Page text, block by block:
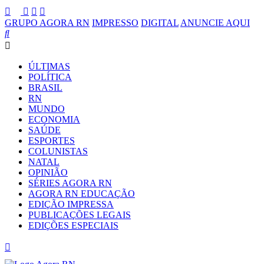
GRUPO AGORA RN IMPRESSO DIGITAL ANUNCIE AQUI
ÚLTIMAS
POLÍTICA
BRASIL
RN
MUNDO
ECONOMIA
SAÚDE
ESPORTES
COLUNISTAS
NATAL
OPINIÃO
SÉRIES AGORA RN
AGORA RN EDUCAÇÃO
EDIÇÃO IMPRESSA
PUBLICAÇÕES LEGAIS
EDIÇÕES ESPECIAIS